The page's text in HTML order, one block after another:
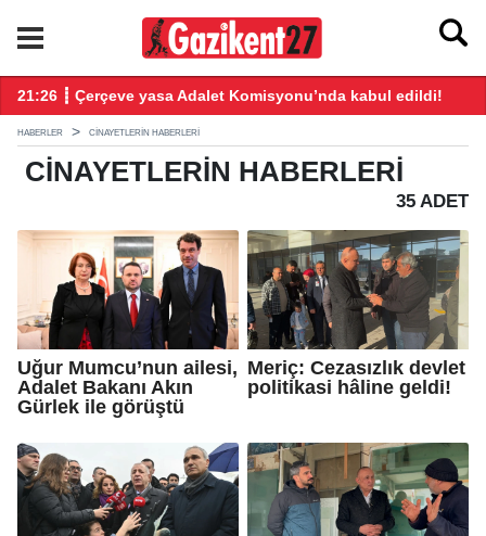
21:26 ┋ Çerçeve yasa Adalet Komisyonu’nda kabul edildi!
HABERLER CINAYETLERIN HABERLERI
CINAYETLERIN HABERLERI
35 ADET
Uğur Mumcu’nun ailesi,
Adalet Bakanı Akın
Gürlek ile görüştü
Meriç: Cezasızlık devlet
politikasi hâline geldi!